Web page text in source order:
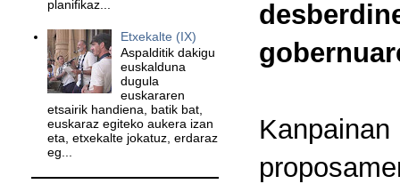
planifikaz...
Etxekalte (IX)
Aspalditik dakigu
euskalduna
dugula
euskararen
etsairik handiena, batik bat,
euskaraz egiteko aukera izan
eta, etxekalte jokatuz, erdaraz
eg...